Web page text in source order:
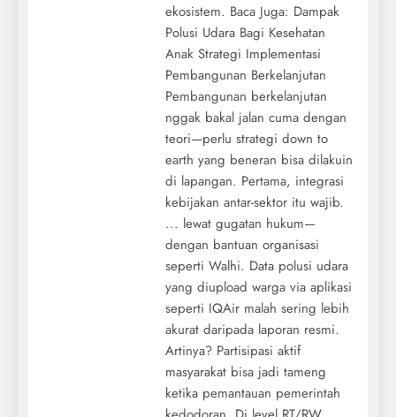
ekosistem. Baca Juga: Dampak
Polusi Udara Bagi Kesehatan
Anak Strategi Implementasi
Pembangunan Berkelanjutan
Pembangunan berkelanjutan
nggak bakal jalan cuma dengan
teori—perlu strategi down to
earth yang beneran bisa dilakuin
di lapangan. Pertama, integrasi
kebijakan antar-sektor itu wajib.
... lewat gugatan hukum—
dengan bantuan organisasi
seperti Walhi. Data polusi udara
yang diupload warga via aplikasi
seperti IQAir malah sering lebih
akurat daripada laporan resmi.
Artinya? Partisipasi aktif
masyarakat bisa jadi tameng
ketika pemantauan pemerintah